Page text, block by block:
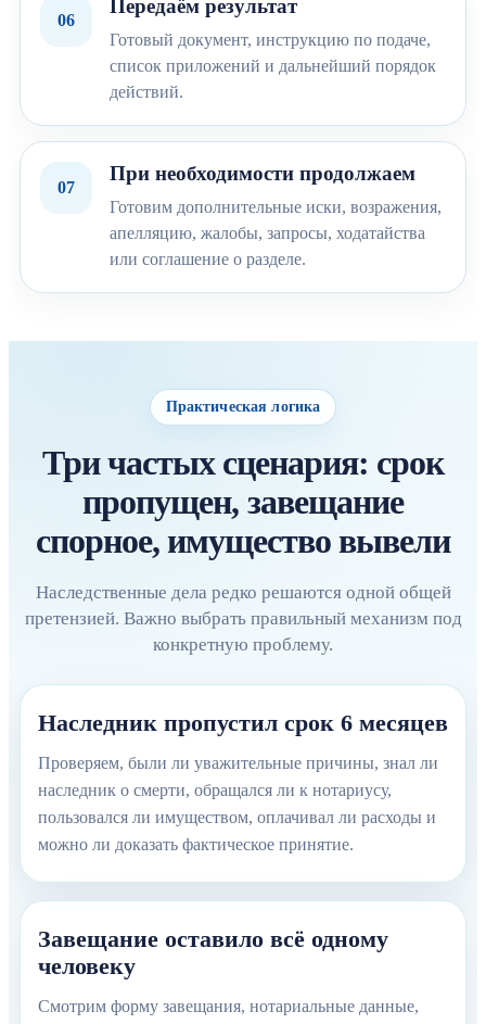
06
Передаём результат
Готовый документ, инструкцию по подаче,
список приложений и дальнейший порядок
действий.
07
При необходимости продолжаем
Готовим дополнительные иски, возражения,
апелляцию, жалобы, запросы, ходатайства
или соглашение о разделе.
Практическая логика
Три частых сценария: срок
пропущен, завещание
спорное, имущество вывели
Наследственные дела редко решаются одной общей
претензией. Важно выбрать правильный механизм под
конкретную проблему.
Наследник пропустил срок 6 месяцев
Проверяем, были ли уважительные причины, знал ли
наследник о смерти, обращался ли к нотариусу,
пользовался ли имуществом, оплачивал ли расходы и
можно ли доказать фактическое принятие.
Завещание оставило всё одному
человеку
Смотрим форму завещания, нотариальные данные,